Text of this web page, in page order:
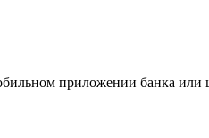
приложении банка или